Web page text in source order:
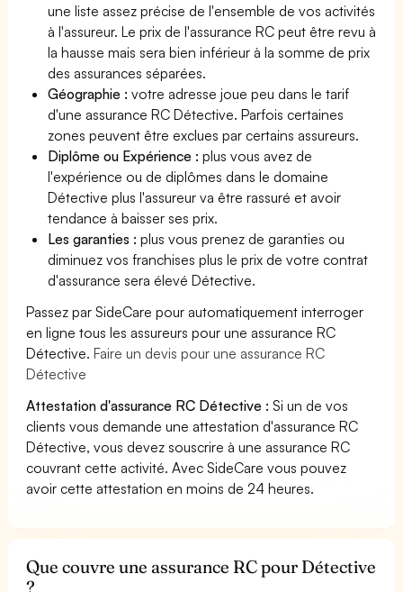
une liste assez précise de l'ensemble de vos activités
à l'assureur. Le prix de l'assurance RC peut être revu à
la hausse mais sera bien inférieur à la somme de prix
des assurances séparées.
Géographie :votre adresse joue peu dans le tarif
d'une assurance RC Détective. Parfois certaines
zones peuvent être exclues par certains assureurs.
Diplôme ou Expérience :plus vous avez de
l'expérience ou de diplômes dans le domaine
Détective plus l'assureur va être rassuré et avoir
tendance à baisser ses prix.
Les garanties :plus vous prenez de garanties ou
diminuez vos franchises plus le prix de votre contrat
d'assurance sera élevé Détective.
Passez par SideCare pour automatiquement interroger
en ligne tous les assureurs pour une assurance RC
Détective.Faire un devis pour une assurance RC
Détective
Attestation d'assurance RC Détective : Si un de vos
clients vous demande une attestation d'assurance RC
Détective, vous devez souscrire à une assurance RC
couvrant cette activité. Avec SideCare vous pouvez
avoir cette attestation en moins de 24 heures.
Que couvre une assurance RC pour Détective
?